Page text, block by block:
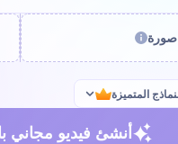
صورة
المتميزة
أنشئ فيديو مجاني